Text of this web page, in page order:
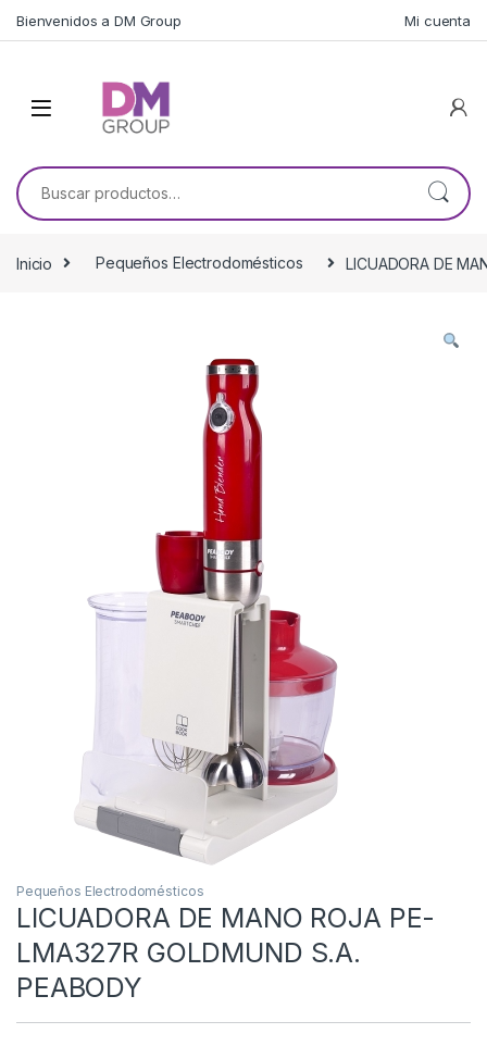
Bienvenidos a DM Group Mi cuenta
Buscar por:
Inicio Pequeños Electrodomésticos LICUADORA DE
Pequeños Electrodomésticos
LICUADORA DE MANO ROJA PE-
LMA327R GOLDMUND S.A.
PEABODY